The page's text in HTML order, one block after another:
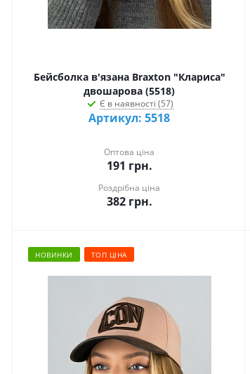
Бейсболка в'язана Braxton "Клариса"
двошарова (5518)
Є в наявності (57)
Артикул: 5518
Оптова ціна
191 грн.
Роздрібна ціна
382грн.
НОВИНКИ ТОП ЦІНА